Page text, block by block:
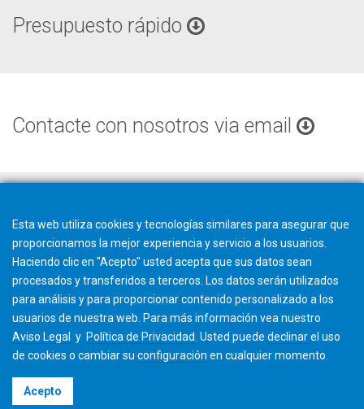
Presupuesto rápido
Contacte con nosotros via email
Términos y Condiciones
Esta web utiliza cookies y tecnologías similares para asegurar que
proporcionamos la mejor experiencia y servicio a los usuarios.
Haciendo clic en "Acepto" usted acepta que sus datos sean
procesados y transferidos a terceros. Los datos serán utilizados
para análisis y para proporcionar contenido personalizado a los
usuarios de nuestra web. Para más información vea nuestro
Aviso Legal
y Política de Privacidad . Usted puede declinarel uso
de cookies o cambiar su configuración en cualquier momento.
Acepto